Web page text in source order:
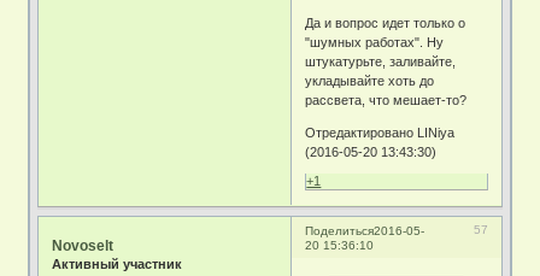
Да и вопрос идет только о
"шумных работах". Ну
штукатурьте, заливайте,
укладывайте хоть до
рассвета, что мешает-то?
Отредактировано LINiya
(2016-05-20 13:43:30)
+1
Поделиться 57
2016-05-
20 15:36:10
Novoselt
Активный участник